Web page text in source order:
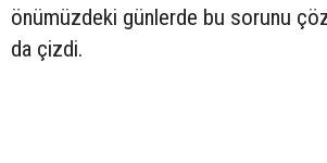
önümüzdeki günlerde bu sorunu
da çizdi.